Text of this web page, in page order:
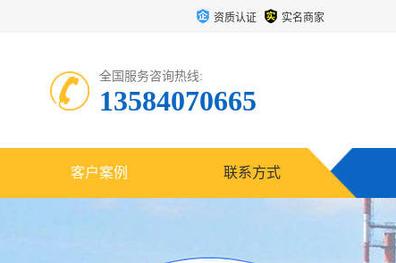
资质认证 实名商家
全国服务咨询热线:
13584070665
客户案例 联系方式